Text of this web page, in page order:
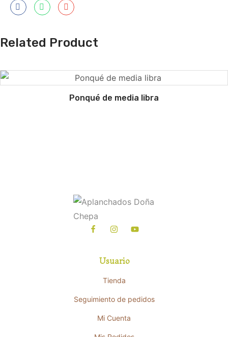
Related Product
Ponqué de media libra
Usuario
Tienda
Seguimiento de pedidos
Mi Cuenta